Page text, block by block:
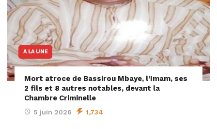
A LA UNE
Mort atroce de Bassirou Mbaye, l’Imam, ses
2 fils et 8 autres notables, devant la
Chambre Criminelle
5 juin 2026 1,734